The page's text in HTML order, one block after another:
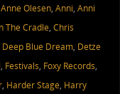
Anne Olesen, Anni, Anni
The Cradle, Chris
Deep Blue Dream, Detze
, Festivals, Foxy Records,
, Harder Stage, Harry